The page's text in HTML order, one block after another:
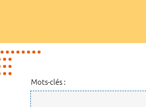
Mots-clés :